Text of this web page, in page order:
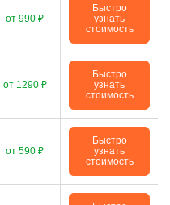
от 990 ₽
Быстро
узнать
стоимость
от 1290 ₽
Быстро
узнать
стоимость
от 590 ₽
Быстро
узнать
стоимость